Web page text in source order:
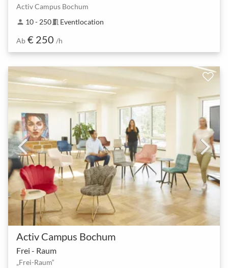
Activ Campus Bochum
person 10 - 250meeting_room Eventlocation
Ab € 250 /h
Activ Campus Bochum
Frei - Raum
„Frei-Raum“